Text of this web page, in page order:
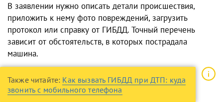
В заявлении нужно описать детали происшествия,
приложить к нему фото повреждений, загрузить
протокол или справку от ГИБДД. Точный перечень
зависит от обстоятельств, в которых пострадала
машина.
Также читайте: Как вызвать ГИБДД при ДТП: куда
звонить с мобильного телефона